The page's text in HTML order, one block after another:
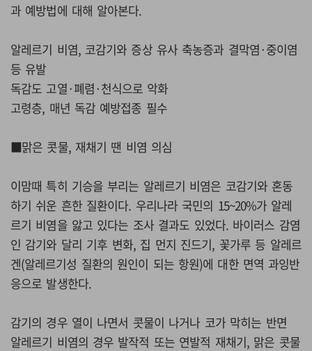
과 예방법에 대해 알아본다.
알레르기 비염, 코감기와 증상 유사 축농증과 결막염·중이염
등 유발
독감도 고열·폐렴·천식으로 악화
고령층, 매년 독감 예방접종 필수
■맑은 콧물, 재채기 땐 비염 의심
이맘때 특히 기승을 부리는 알레르기 비염은 코감기와 혼동
하기 쉬운 흔한 질환이다. 우리나라 국민의 15~20%가 알레
르기 비염을 앓고 있다는 조사 결과도 있었다. 바이러스 감염
인 감기와 달리 기후 변화, 집 먼지 진드기, 꽃가루 등 알레르
겐(알레르기성 질환의 원인이 되는 항원)에 대한 면역 과잉반
응으로 발생한다.
감기의 경우 열이 나면서 콧물이 나거나 코가 막히는 반면
알레르기 비염의 경우 발작적 또는 연발적 재채기, 맑은 콧물